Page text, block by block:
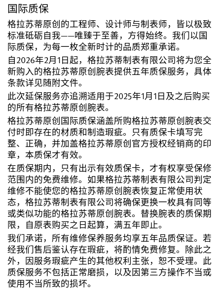
售后服务
国际质保, 保养, 修复工作室
联系方式
与我们取得联系
中文 (简体) English
关闭菜单
国际质保
格拉苏蒂原创的工程师、设计师与制表师，皆以极致
标准砥砺自我——唯臻于至善，方得始终。我们以国
际质保，为每一枚全新时计的品质郑重承诺。
自2026年2月1日起，格拉苏蒂制表有限公司将为您全
新购入的格拉苏蒂原创腕表提供五年质保服务，具体
条款详见随附文件。
此次延保服务亦追溯适用于2025年1月1日及之后购买
的所有格拉苏蒂原创腕表。
格拉苏蒂原创国际质保涵盖所购格拉苏蒂原创腕表交
付时即存在的材质和制造瑕疵。只有质保卡填写完
整、正确，并加盖格拉苏蒂原创官方授权经销商的印
章，本质保才有效。
在质保期内，只有出示有效质保卡，才有权享受保修
范围内的免费维修。如果格拉苏蒂制表有限公司判定
维修不能使您的格拉苏蒂原创腕表恢复正常使用状
态，格拉苏蒂制表有限公司将确保更换一枚具有同等
或类似功能的格拉苏蒂原创腕表。替换腕表的质保期
限，自原表购买之日起算，满五年即止。
我们承诺，所有维修保养服务均享五年品质保证。若
经我们售后鉴认存在瑕疵，将酌情免费修复。除此之
外，因服务瑕疵产生的其他权利主张，恕不受理。此
质保服务不包括正常磨损，以及因第三方操作不当或
使用不当所致的损坏。